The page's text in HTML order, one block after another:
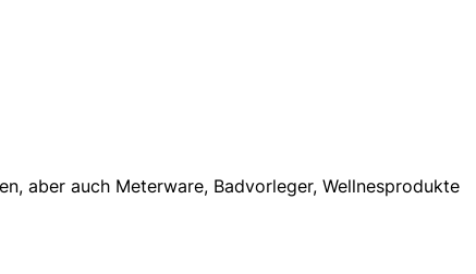
aber auch Meterware, Badvorleger, Wellnesprodukte